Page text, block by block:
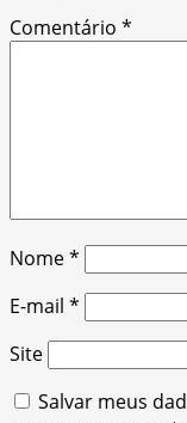
Comentário *
Nome*
E-mail *
Site
Salvar meus